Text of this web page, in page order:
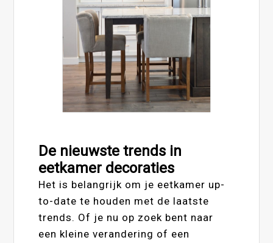
De nieuwste trends in
eetkamer decoraties
Het is belangrijk om je eetkamer up-
to-date te houden met de laatste
trends. Of je nu op zoek bent naar
een kleine verandering of een